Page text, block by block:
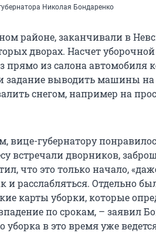
Николая Бондаренко
районе, заканчивали в
дворах. Насчет
прямо из салона автомобиля
задание выводить машины
снегом, например на
вице-губернатору
встречали дворников,
что это только начало,
и расслабляться. Отдельно
карты уборки, которые
по срокам, – заявил
уборка в это время уже